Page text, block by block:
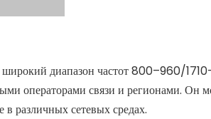
диапазон частот 800–960/
операторами связи и регионами. Он
различных сетевых средах.